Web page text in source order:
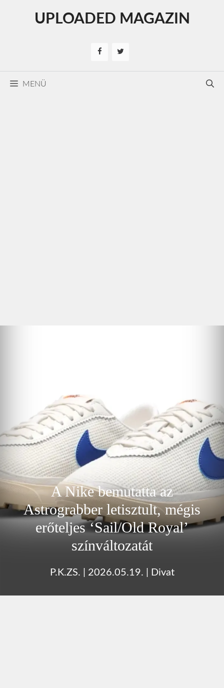
UPLOADED MAGAZIN
MENÜ
A Nike bemutatta az
Astrograbber letisztult, mégis
erőteljes ‘Sail/Old Royal’
színváltozatát
P.K.ZS. 2026.05.19. Divat